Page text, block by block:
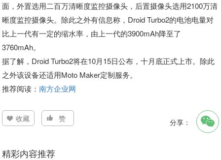
面，外置选用二百万清晰度监控摄像头，后置摄像头选用2100万清
晰度监控摄像头。除此之外有信息称，Droid Turbo2的电池电量对
比上一代有一定的缩水率，由上一代的3900mAh降至了
3760mAh。
据了解，Droid Turbo2将在10月15日公布，十月底正式上市。除此
之外该设备还适用Moto Maker定制服务。
推荐阅读：南方企业网
收藏 赞 分享：
精彩内容推荐